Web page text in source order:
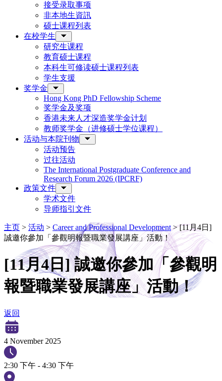
接受录取事项
非本地生資訊
硕士课程列表
在校学生
研究生课程
教育硕士课程
本科生可修读硕士课程列表
学生支援
奖学金
Hong Kong PhD Fellowship Scheme
奖学金及奖项
香港未来人才深造奖学金计划
教师奖学金（进修硕士学位课程）
活动与本院刊物
活动预告
过往活动
The International Postgraduate Conference and
Research Forum 2026 (IPCRF)
政策文件
学术文件
导师指引文件
主页 > 活动 > Career and Professional Development>[11月4日]
誠邀你參加「參觀明報暨職業發展講座」活動！
[11月4日] 誠邀你參加「參觀明
報暨職業發展講座」活動！
返回
4 November 2025
2:30 下午 - 4:30 下午